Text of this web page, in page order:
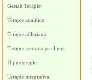
Gestalt Terapie
Terapie analitica
Terapie adleriana
Terapie centrata pe client
Hipnoterapie
Terapie integrativa